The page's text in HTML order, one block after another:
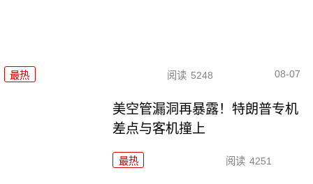
最热 阅读 5248 08-07
美空管漏洞再暴露！特朗普专机
差点与客机撞上
最热 阅读 4251